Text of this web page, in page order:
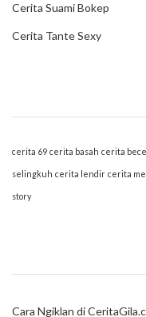
Cerita Suami Bokep
Cerita Tante Sexy
cerita 69 cerita basah cerita
selingkuh cerita lendir cerita
story
Cara Ngiklan di